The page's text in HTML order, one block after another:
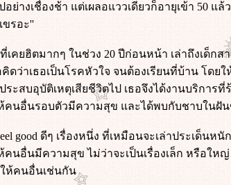
ย่างเชื่องช้า แต่เผลอแววเดียวก็อายุเข้า 50 แ
ขรอะ''
เคยฮิตมากๆ ในช่วง 20 ปีก่อนหน้า เล่าถึงเด็ก
ดว่าเธอเป็นโรคหัวใจ จนต้องเรียนที่บ้าน โดย
สบอุบัติเหตุเสียชีวิตไป เธอจึงได้งานบริการ
คนอื่นรอบตัวมีความสุข และได้พบกับชาบในฝัน
good ดีๆ เรื่องหนึ่ง ที่เหมือนจะเล่าประเด็นห
นอื่นมีความสุข ไม่ว่าจะเป็นเรื่องเล็ก หรือให
ให้คนอื่นเช่นกัน